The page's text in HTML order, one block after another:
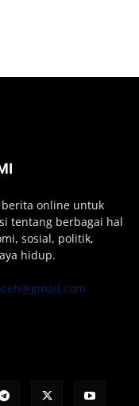
berita online untuk
tentang berbagai hal
sosial, politik,
hidup.